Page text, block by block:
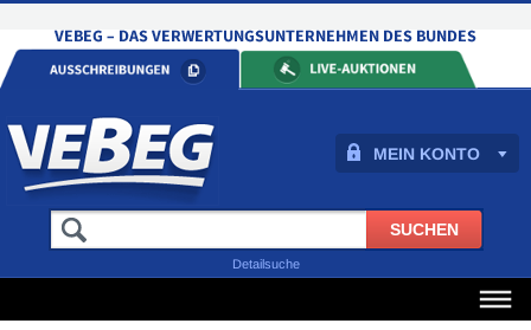
MEIN KONTO
Detailsuche